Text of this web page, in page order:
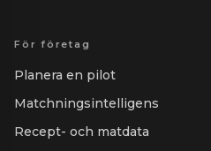
För företag
Planera en pilot
Matchningsintelligens
Recept- och matdata